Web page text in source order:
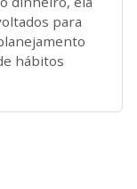
para
hábitos